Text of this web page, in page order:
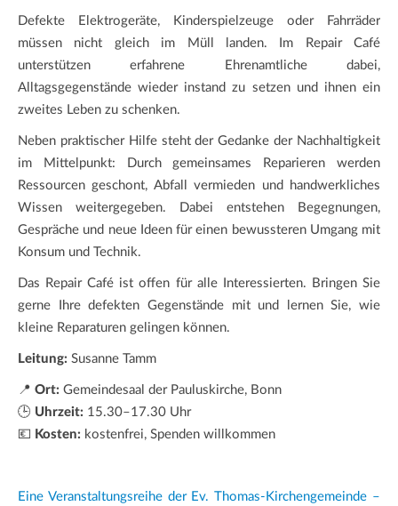
Defekte Elektrogeräte, Kinderspielzeuge oder Fahrräder
müssen nicht gleich im Müll landen. Im Repair Café
unterstützen erfahrene Ehrenamtliche dabei,
Alltagsgegenstände wieder instand zu setzen und ihnen ein
zweites Leben zu schenken.
Neben praktischer Hilfe steht der Gedanke der Nachhaltigkeit
im Mittelpunkt: Durch gemeinsames Reparieren werden
Ressourcen geschont, Abfall vermieden und handwerkliches
Wissen weitergegeben. Dabei entstehen Begegnungen,
Gespräche und neue Ideen für einen bewussteren Umgang mit
Konsum und Technik.
Das Repair Café ist offen für alle Interessierten. Bringen Sie
gerne Ihre defekten Gegenstände mit und lernen Sie, wie
kleine Reparaturen gelingen können.
Leitung: Susanne Tamm
📍 Ort: Gemeindesaal der Pauluskirche, Bonn
🕒 Uhrzeit: 15.30–17.30 Uhr
💶 Kosten: kostenfrei, Spenden willkommen
Eine Veranstaltungsreihe der Ev. Thomas-Kirchengemeinde –